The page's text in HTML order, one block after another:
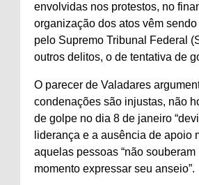
envolvidas nos protestos, no
organização dos atos vêm
pelo Supremo Tribunal Federal
outros delitos, o de tentativa de
O parecer de Valadares
condenações são injustas, não
de golpe no dia 8 de janeiro
liderança e a ausência de apoio
aquelas pessoas “não
momento expressar seu anseio”.